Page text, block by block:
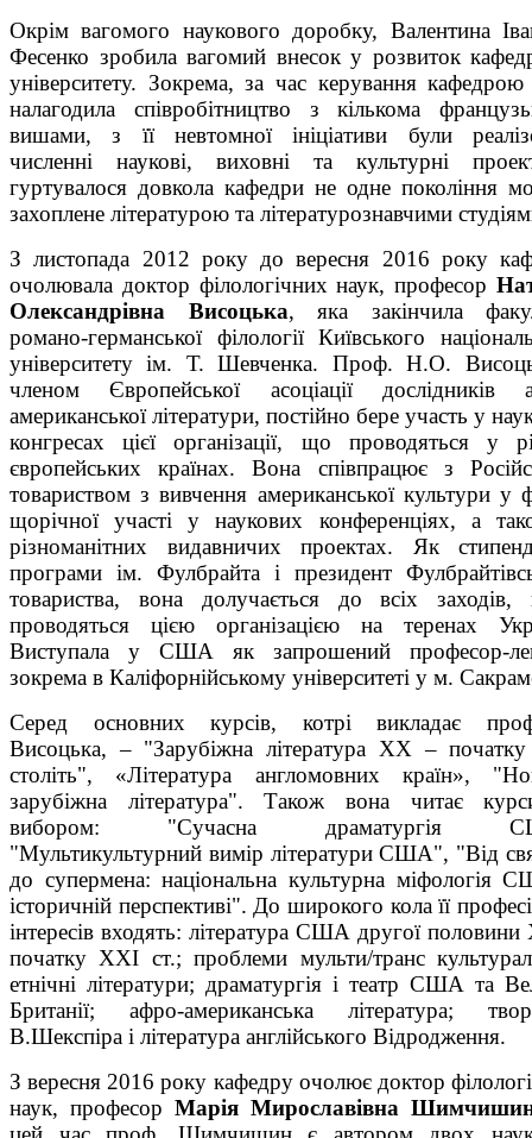
Окрім вагомого наукового доробку, Валентина
Фесенко зробила вагомий внесок у розвиток
університету. Зокрема, за час керування
налагодила співробітництво з кількома
вишами, з її невтомної ініціативи були
численні наукові, виховні та культурні
гуртувалося довкола кафедри не одне покоління
захоплене літературою та літературознавчими
З листопада 2012 року до вересня 2016 року
очолювала доктор філологічних наук, професор
Олександрівна Висоцька, яка закінчила
романо-германської філології Київського
університету ім. Т. Шевченка. Проф. Н.О.
членом Європейської асоціації дослідників
американської літератури, постійно бере участь у
конгресах цієї організації, що проводяться у
європейських країнах. Вона співпрацює з
товариством з вивчення американської культури у
щорічної участі у наукових конференціях, а
різноманітних видавничих проектах. Як
програми ім. Фулбрайта і президент
товариства, вона долучається до всіх заходів,
проводяться цією організацією на теренах
Виступала у США як запрошений професор-
зокрема в Каліфорнійському університеті у м.
Серед основних курсів, котрі викладає
Висоцька, – "Зарубіжна література ХХ –
століть", «Література англомовних країн»,
зарубіжна література". Також вона читає
вибором: "Сучасна драматургія
"Мультикультурний вимір літератури США", "Від
до супермена: національна культурна міфологія
історичній перспективі". До широкого кола її
інтересів входять: література США другої
початку ХХІ ст.; проблеми мульти/транс
етнічні літератури; драматургія і театр США та
Британії; афро-американська література;
В.Шекспіра і література англійського Відродження.
З вересня 2016 року кафедру очолює доктор
наук, професор Марія Мирославівна